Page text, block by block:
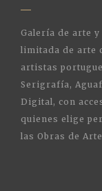
Galería de arte
limitada de arte
artistas
Serigrafía,
Digital, con
quienes elige
las Obras de